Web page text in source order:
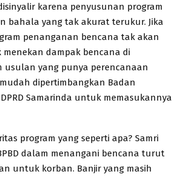
karena penyusunan program
bahala yang tak akurat terukur. Jika
penanganan bencana tak akan
dampak bencana di
usulan yang punya perencanaan
dipertimbangkan Badan
Samarinda untuk memasukannya
program yang seperti apa? Samri
dalam menangani bencana turut
untuk korban. Banjir yang masih